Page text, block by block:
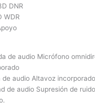
DNR
WDR
de audio Micrófono
de audio Altavoz incorporado
de audio Supresión de